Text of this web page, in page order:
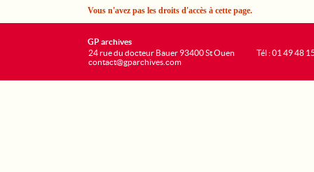
Vous n'avez pas les droits d'accès à cette page.
GP archives
24 rue du docteur Bauer 93400 St Ouen
contact@gparchives.com
Tél : 01 49 48